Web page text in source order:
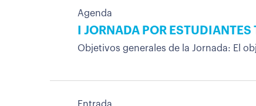
Agenda
I JORNADA POR
Objetivos generales de la Jornada: El